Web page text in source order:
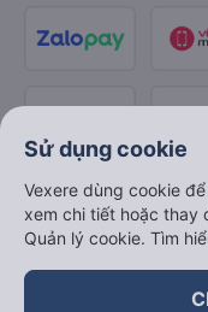
Sử dụng cookie
Vexere dùng cookie
xem chi tiết hoặc thay
Quản lý cookie. Tìm